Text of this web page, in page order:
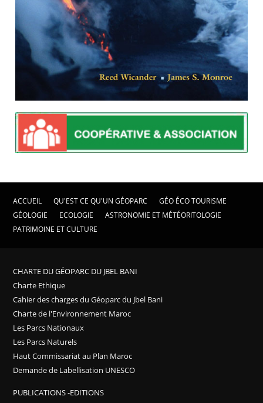
ACCUEIL QU'EST CE QU'UN GÉOPARC
GÉO ÉCO TOURISME
GÉOLOGIE
ECOLOGIE
ASTRONOMIE ET MÉTÉORITOLOGIE
PATRIMOINE ET CULTURE
CHARTE DU GÉOPARC DU JBEL BANI
Charte Ethique
Cahier des charges du Géoparc du Jbel Bani
Charte de l'Environnement Maroc
Les Parcs Nationaux
Les Parcs Naturels
Haut Commissariat au Plan Maroc
Demande de Labellisation UNESCO
PUBLICATIONS -EDITIONS